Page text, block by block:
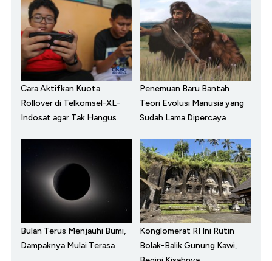
Cara Aktifkan Kuota
Rollover di Telkomsel-XL-
Indosat agar Tak Hangus
Penemuan Baru Bantah
Teori Evolusi Manusia yang
Sudah Lama Dipercaya
Bulan Terus Menjauhi Bumi,
Dampaknya Mulai Terasa
Konglomerat RI Ini Rutin
Bolak-Balik Gunung Kawi,